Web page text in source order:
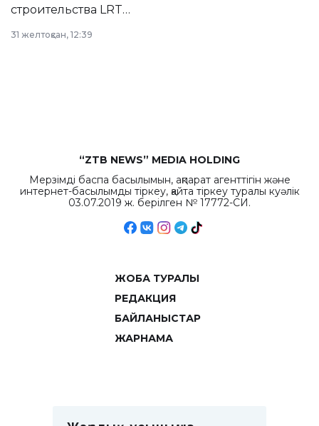
строительства LRT
республиканского
31 желтоқсан, 12:39
“ZTB NEWS” MEDIA HOLDING
Мерзімді баспа басылымын, ақпарат агенттігін және
интернет-басылымды тіркеу, қайта тіркеу туралы куәлік
03.07.2019 ж. берілген № 17772-СИ.
ЖОБА ТУРАЛЫ
РЕДАКЦИЯ
БАЙЛАНЫСТАР
ЖАРНАМА